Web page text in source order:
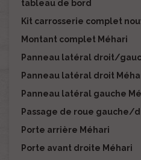
tableau de bord
Kit carrosserie complet
Montant complet Méhari
Panneau latéral droit/
Panneau latéral droit
Panneau latéral gauche
Passage de roue gauche/
Porte arrière Méhari
Porte avant droite Méhari